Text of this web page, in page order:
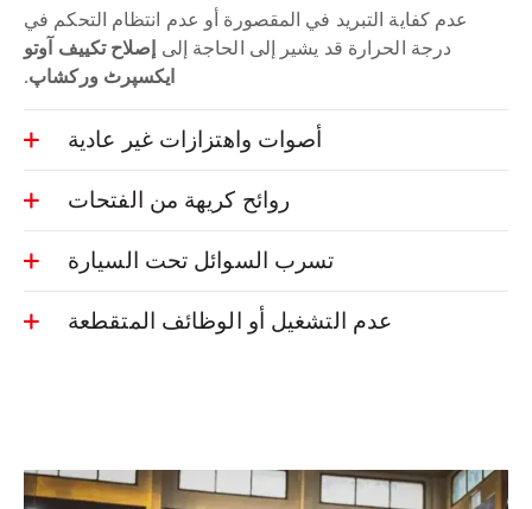
عدم كفاية التبريد في المقصورة أو عدم انتظام التحكم في
درجة الحرارة قد يشير إلى الحاجة إلى إصلاح تكييف آوتو
ایکسپرٹ ورکشاپ.
أصوات واهتزازات غير عادية
روائح كريهة من الفتحات
تسرب السوائل تحت السيارة
عدم التشغيل أو الوظائف المتقطعة